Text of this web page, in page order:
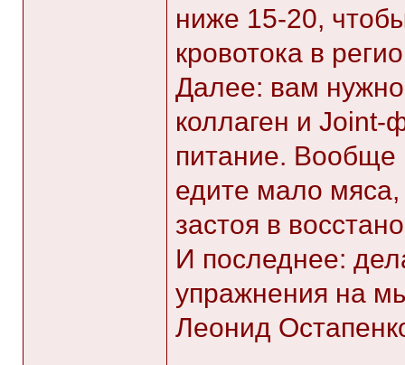
ниже 15-20,
кровотока в
Далее: вам
коллаген и
питание. Вообще
едите мало
застоя в
И последнее:
упражнения на
Леонид